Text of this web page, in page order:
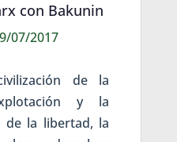
con Bakunin
07/2017
de la
y la
de la libertad, la